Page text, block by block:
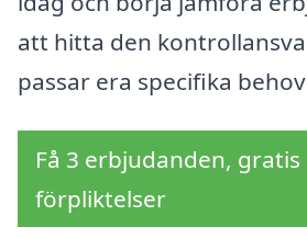
att hitta den
passar era specifika
Få 3 erbjudanden,
förpliktelser